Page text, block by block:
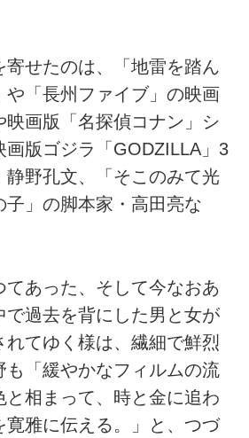
せたのは、「地雷を踏ん
や「長州ファイブ」の映画
映画版「名探偵コナン」シ
画版ゴジラ「GODZILLA」3
静野孔文、「そこのみて光
子」の脚本家・高田亮な
あった、そして今なおあ
で過去を背にした男と女が
れてゆく様は、繊細で鮮烈
も「緩やかなフィルムの流
と相まって、時と金に追わ
寛雅に伝える。」と、つづ